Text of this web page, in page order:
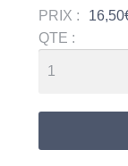
PRIX :
16,50
QTE :